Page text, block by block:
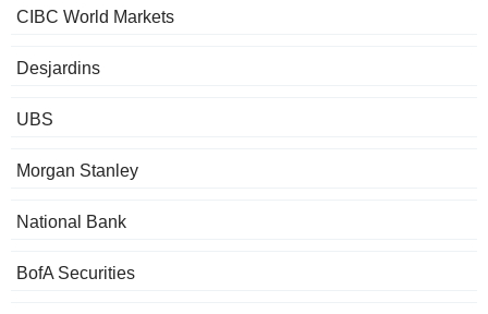
CIBC World Markets
Desjardins
UBS
Morgan Stanley
National Bank
BofA Securities